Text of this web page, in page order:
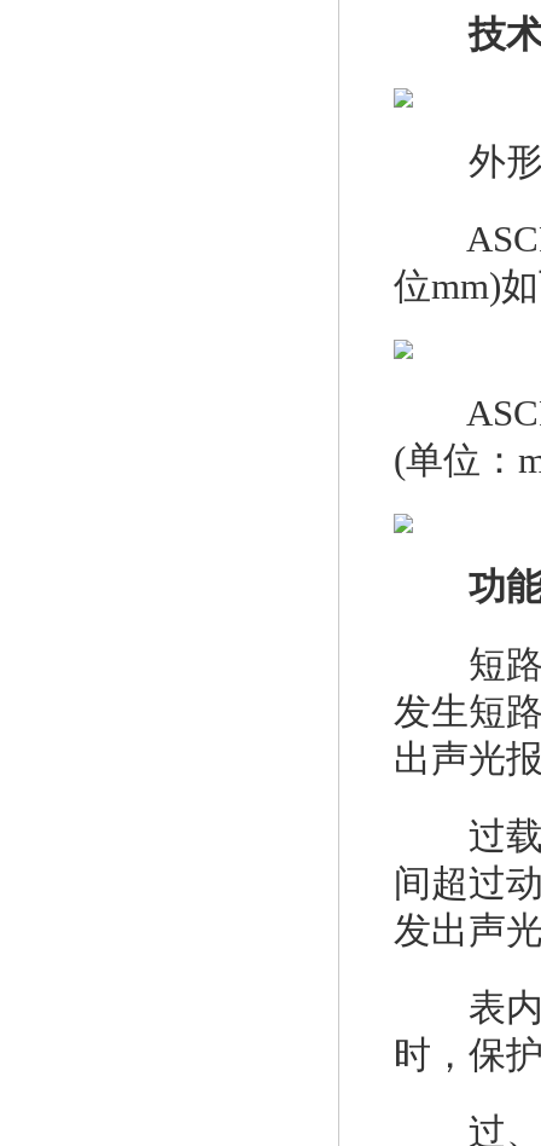
技
外形
位mm)
(单位：
功
短路
发生短
出声光
过载
间超过
发出声
表内
时，保
过、